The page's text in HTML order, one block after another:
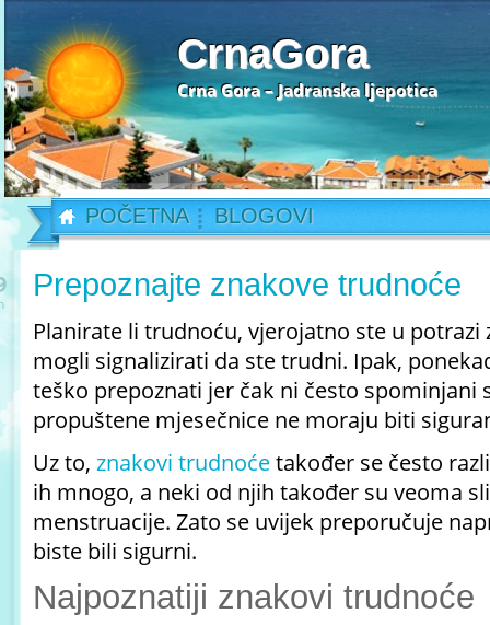
CrnaGora
Crna Gora – Jadranska ljepotica
POČETNA BLOGOVI
Prepoznajte znakove trudnoće
Planirate li trudnoću, vjerojatno ste u potrazi
mogli signalizirati da ste trudni. Ipak,
teško prepoznati jer čak ni često
propuštene mjesečnice ne moraju biti
Uz to, znakovi trudnoćetakođer se često
ih mnogo, a neki od njih također su veoma
menstruacije. Zato se uvijek preporučuje
biste bili sigurni.
Najpoznatiji znakovi trudnoće